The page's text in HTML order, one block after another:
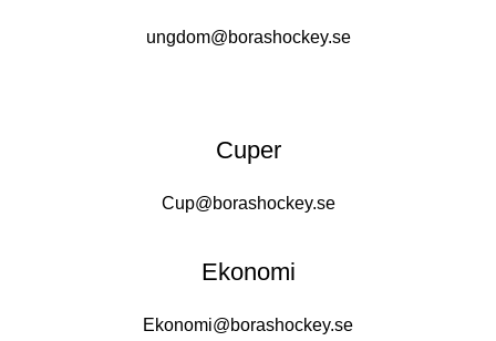
ungdom@borashockey.se
Cuper
Cup@borashockey.se
Ekonomi
Ekonomi@borashockey.se